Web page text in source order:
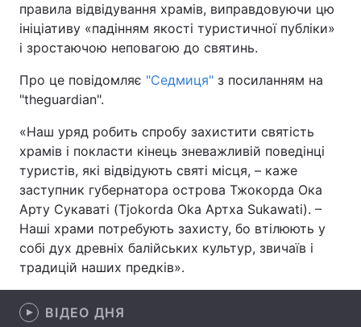
Головна
Україна Політика
Економіка Світ
Спорт Наука
Техно і зв'язок Лайт
Здоров'я
правила відвідування храмів, виправдовуючи цю
ініціативу «падінням якості туристичної публіки»
і зростаючою неповагою до святинь.
Про це повідомляє "Седмиця" з посиланням на
"theguardian".
«Наш уряд робить спробу захистити святість
храмів і покласти кінець зневажливій поведінці
туристів, які відвідують святі місця, – каже
заступник губернатора острова Тжокорда Ока
Арту Сукаваті (Tjokorda Oka Артха Sukawati). –
Наші храми потребують захисту, бо втілюють у
собі дух древніх балійських культур, звичаїв і
традицій наших предків».
ВІДЕО ДНЯ